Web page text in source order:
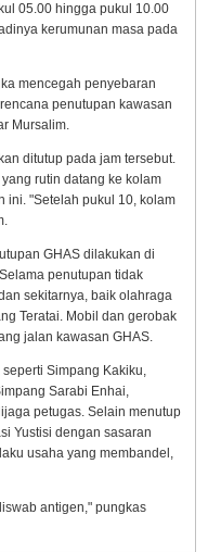
05.00 hingga pukul 10.00
kerumunan masa pada
mencegah penyebaran
penutupan kawasan
Mursalim.
ditutup pada jam tersebut.
rutin datang ke kolam
ini. "Setelah pukul 10, kolam
GHAS dilakukan di
penutupan tidak
sekitarnya, baik olahraga
Teratai. Mobil dan gerobak
jalan kawasan GHAS.
Simpang Kakiku,
Sarabi Enhai,
petugas. Selain menutup
Yustisi dengan sasaran
usaha yang membandel,
antigen," pungkas